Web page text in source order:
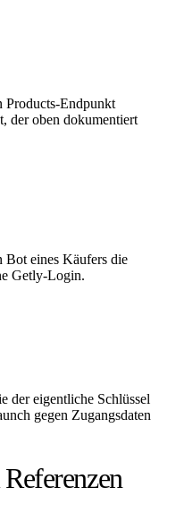
Products-Endpunkt
der oben dokumentiert
Bot eines Käufers die
Getly-Login.
eigentliche Schlüssel
gegen Zugangsdaten